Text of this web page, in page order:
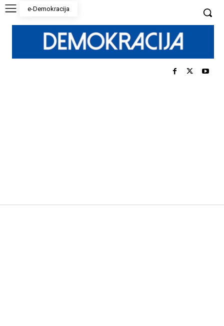
e-Demokracija